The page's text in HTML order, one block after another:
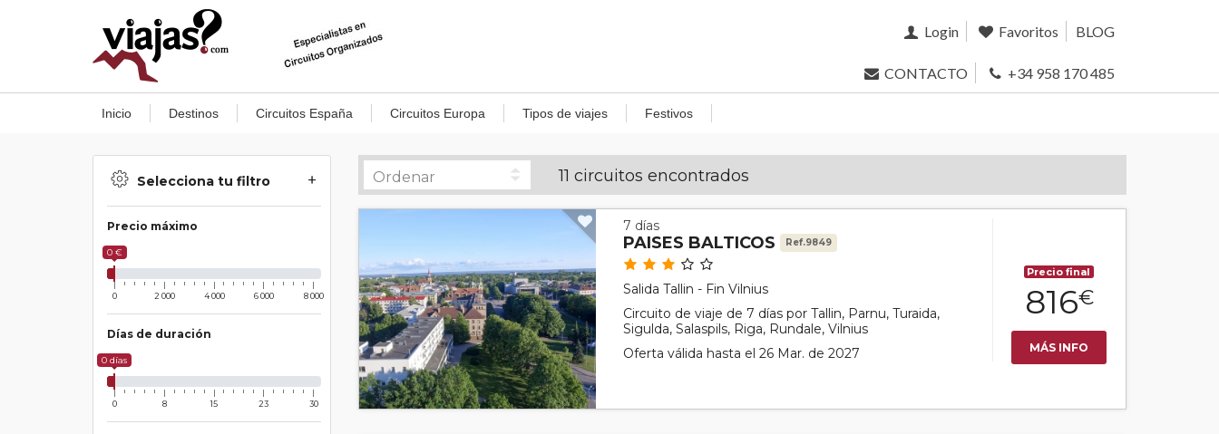
Login Favoritos BLOG
CONTACTO +34 958 170 485
Inicio Destinos Circuitos España Circuitos Europa Tipos de viajes Festivos
Selecciona tu filtro
Precio máximo
0 €
0 2 000 4 000 6 000 8 000
Días de duración
0 días
0 8 15 23 30
11 circuitos encontrados
7 días
PAISES BALTICOS Ref.9849
Salida Tallin - Fin Vilnius
Circuito de viaje de 7 días por Tallin, Parnu, Turaida,
Sigulda, Salaspils, Riga, Rundale, Vilnius
Oferta válida hasta el 26 Mar. de 2027
Precio final
816€
MÁS INFO